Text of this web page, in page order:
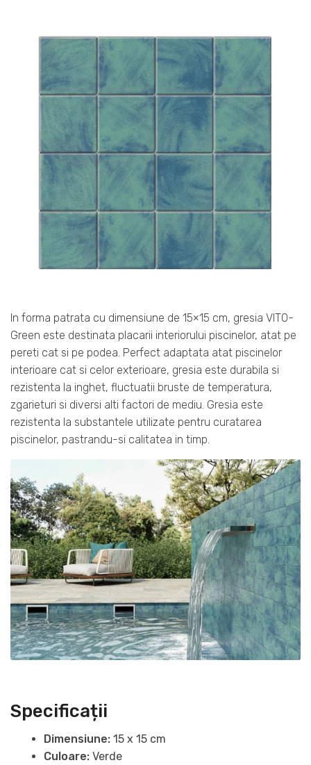
In forma patrata cu dimensiune de 15×15 cm, gresia VITO-
Green este destinata placarii interiorului piscinelor, atat pe
pereti cat si pe podea. Perfect adaptata atat piscinelor
interioare cat si celor exterioare, gresia este durabila si
rezistenta la inghet, fluctuatii bruste de temperatura,
zgarieturi si diversi alti factori de mediu. Gresia este
rezistenta la substantele utilizate pentru curatarea
piscinelor, pastrandu-si calitatea in timp.
Specificații
Dimensiune: 15 x 15 cm
Culoare: Verde